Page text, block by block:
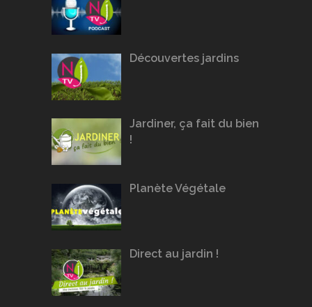
Découvertes jardins
Jardiner, ça fait du bien
!
Planète Végétale
Direct au jardin !